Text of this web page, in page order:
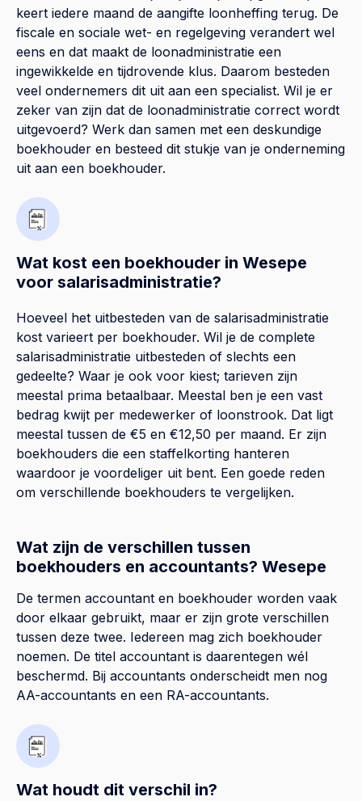
keert iedere maand de aangifte loonheffing terug. De
fiscale en sociale wet- en regelgeving verandert wel
eens en dat maakt de loonadministratie een
ingewikkelde en tijdrovende klus. Daarom besteden
veel ondernemers dit uit aan een specialist. Wil je er
zeker van zijn dat de loonadministratie correct wordt
uitgevoerd? Werk dan samen met een deskundige
boekhouder en besteed dit stukje van je onderneming
uit aan een boekhouder.
Wat kost een boekhouder in Wesepe
voor salarisadministratie?
Hoeveel het uitbesteden van de salarisadministratie
kost varieert per boekhouder. Wil je de complete
salarisadministratie uitbesteden of slechts een
gedeelte? Waar je ook voor kiest; tarieven zijn
meestal prima betaalbaar. Meestal ben je een vast
bedrag kwijt per medewerker of loonstrook. Dat ligt
meestal tussen de €5 en €12,50 per maand. Er zijn
boekhouders die een staffelkorting hanteren
waardoor je voordeliger uit bent. Een goede reden
om verschillende boekhouders te vergelijken.
Wat zijn de verschillen tussen
boekhouders en accountants? Wesepe
De termen accountant en boekhouder worden vaak
door elkaar gebruikt, maar er zijn grote verschillen
tussen deze twee. Iedereen mag zich boekhouder
noemen. De titel accountant is daarentegen wél
beschermd. Bij accountants onderscheidt men nog
AA-accountants en een RA-accountants.
Wat houdt dit verschil in?